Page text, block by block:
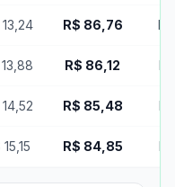
R$ 86,76
R$ 86,12
R$ 85,48
R$ 84,85